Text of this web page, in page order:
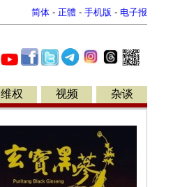
简体 - 正體 - 手机版 - 电子报
维权 视频 杂谈